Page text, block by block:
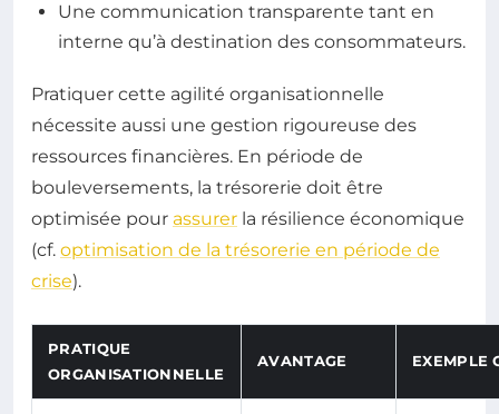
Une communication transparente tant en
interne qu’à destination des consommateurs.
Pratiquer cette agilité organisationnelle
nécessite aussi une gestion rigoureuse des
ressources financières. En période de
bouleversements, la trésorerie doit être
optimisée pour assurer la résilience économique
(cf. optimisation de la trésorerie en période de
crise).
PRATIQUE
ORGANISATIONNELLE
AVANTAGE EXEMPLE